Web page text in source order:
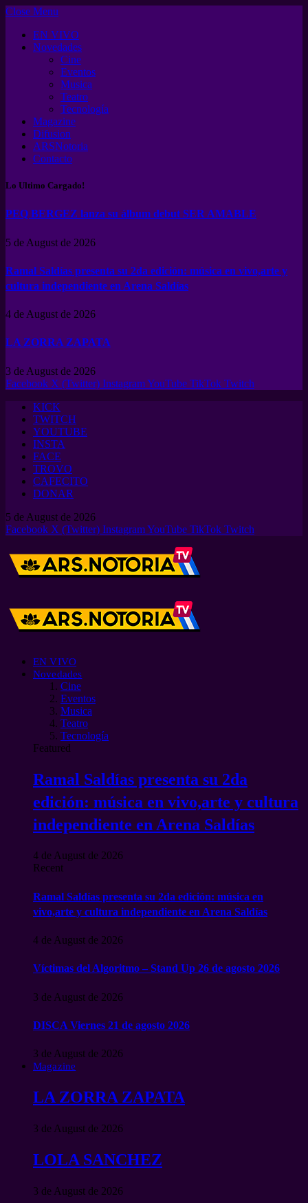
Close Menu
EN VIVO
Novedades
Cine
Eventos
Musica
Teatro
Tecnología
Magazine
Difusion
ARSNotoria
Contacto
Lo Ultimo Cargado!
PEQ BERGEZ lanza su álbum debut SER AMABLE
5 de August de 2026
Ramal Saldías presenta su 2da edición: música en vivo,arte y
cultura independiente en Arena Saldías
4 de August de 2026
LA ZORRA ZAPATA
3 de August de 2026
Facebook X (Twitter) InstagramYouTube TikTok Twitch
KICK
TWITCH
YOUTUBE
INSTA
FACE
TROVO
CAFECITO
DONAR
5 de August de 2026
Facebook X (Twitter) InstagramYouTube TikTok Twitch
EN VIVO
Novedades
Cine
Eventos
Musica
Teatro
Tecnología
Featured
Ramal Saldías presenta su 2da
edición: música en vivo,arte y cultura
independiente en Arena Saldías
4 de August de 2026
Recent
Ramal Saldías presenta su 2da edición: música en
vivo,arte y cultura independiente en Arena Saldías
4 de August de 2026
Víctimas del Algoritmo – Stand Up 26 de agosto 2026
3 de August de 2026
DISCA Viernes 21 de agosto 2026
3 de August de 2026
Magazine
LA ZORRA ZAPATA
3 de August de 2026
LOLA SANCHEZ
3 de August de 2026